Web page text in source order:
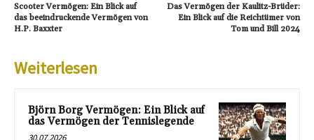
Scooter Vermögen: Ein Blick auf
das beeindruckende Vermögen von
H.P. Baxxter
Das Vermögen der Kaulitz-Brüder:
Ein Blick auf die Reichtümer von
Tom und Bill 2024
Weiterlesen
Björn Borg Vermögen: Ein Blick auf
das Vermögen der Tennislegende
30.07.2026